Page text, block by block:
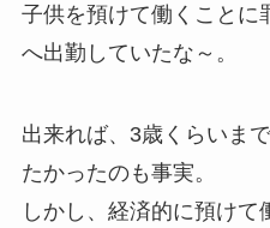
子供を預けて働くことに
へ出勤していたな～。
出来れば、3歳くらいま
たかったのも事実。
しかし、経済的に預け